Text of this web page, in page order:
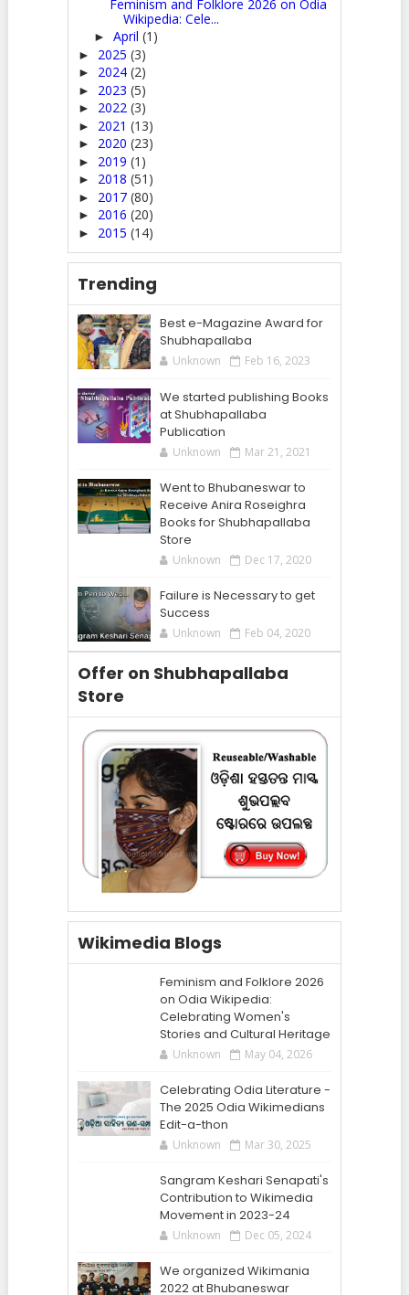
Feminism and Folklore 2026 on Odia
Wikipedia: Cele...
► April (1)
► 2025 (3)
► 2024 (2)
► 2023 (5)
► 2022 (3)
► 2021 (13)
► 2020 (23)
► 2019 (1)
► 2018 (51)
► 2017 (80)
► 2016 (20)
► 2015 (14)
Trending
Best e-Magazine Award for
Shubhapallaba
Unknown Feb 16, 2023
We started publishing Books
at Shubhapallaba
Publication
Unknown Mar 21, 2021
Went to Bhubaneswar to
Receive Anira Roseighra
Books for Shubhapallaba
Store
Unknown Dec 17, 2020
Failure is Necessary to get
Success
Unknown Feb 04, 2020
Offer on Shubhapallaba
Store
Wikimedia Blogs
Feminism and Folklore 2026
on Odia Wikipedia:
Celebrating Women's
Stories and Cultural Heritage
Unknown May 04, 2026
Celebrating Odia Literature -
The 2025 Odia Wikimedians
Edit-a-thon
Unknown Mar 30, 2025
Sangram Keshari Senapati's
Contribution to Wikimedia
Movement in 2023-24
Unknown Dec 05, 2024
We organized Wikimania
2022 at Bhubaneswar